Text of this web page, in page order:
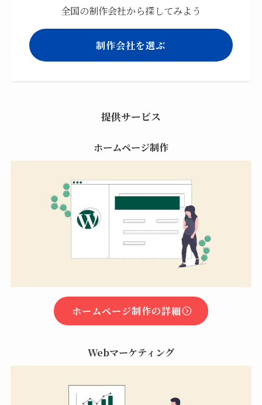
全国の制作会社から探してみよう
制作会社を選ぶ
提供サービス
ホームページ制作
ホームページ制作の詳細
Webマーケティング